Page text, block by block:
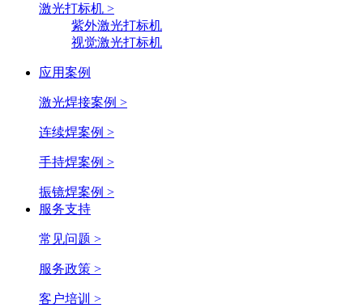
激光打标机 >
紫外激光打标机
视觉激光打标机
应用案例
激光焊接案例 >
连续焊案例 >
手持焊案例 >
振镜焊案例 >
服务支持
常见问题 >
服务政策 >
客户培训 >